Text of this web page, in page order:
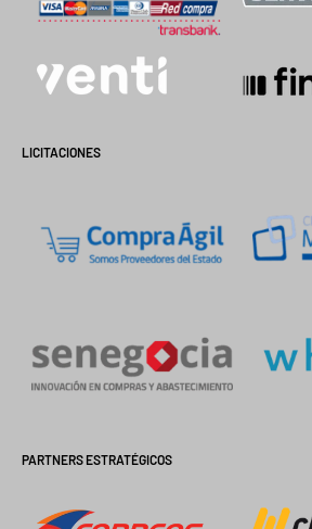
LICITACIONES
PARTNERS ESTRATÉGICOS